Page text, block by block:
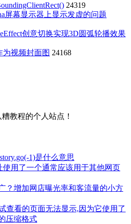
24319
屏幕显示器上显示发虚的问题
创意切换实现3D圆弧轮播效果
为视频封面图 24168
教程的个人站点！
1)是什么意思
使用了一个通常应该用于其他网页
？增加网店曝光率和客流量的小方
查看的页面无法显示,因为它使用了
压缩格式